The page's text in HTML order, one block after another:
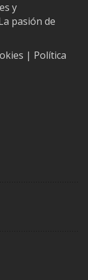
y
pasión de
| Política